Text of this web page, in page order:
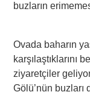
buzların
Ovada baharın
karşılaştıklarını
ziyaretçiler
Gölü’nün buzları